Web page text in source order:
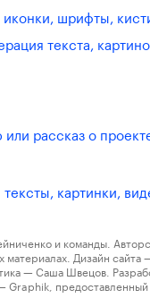
шрифты,
текста,
или рассказ о
картинки,
и команды.
материалах. Дизайн
— Саша Швецов.
предоставленный